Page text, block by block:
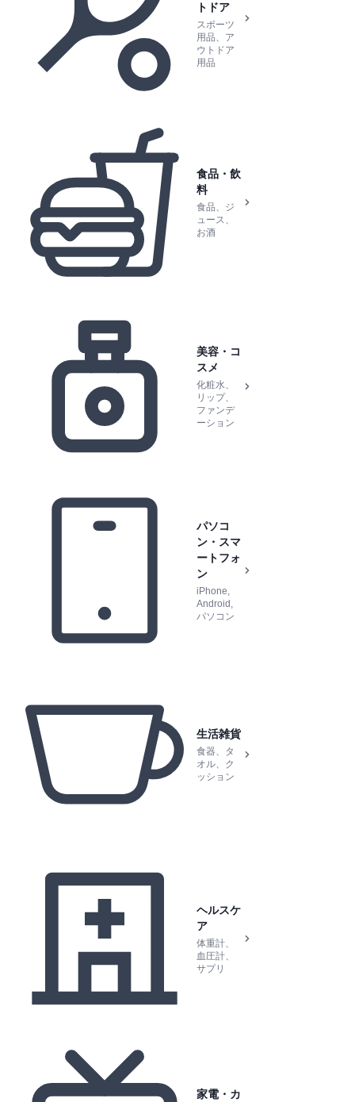
トドア
スポーツ
用品、ア
ウトドア
用品
食品・飲
料
食品、ジ
ュース、
お酒
美容・コ
スメ
化粧水、
リップ、
ファンデ
ーション
パソコ
ン・スマ
ートフォ
ン
iPhone,
Android,
パソコン
生活雑貨
食器、タ
オル、ク
ッション
ヘルスケ
ア
体重計、
血圧計、
サプリ
家電・カ